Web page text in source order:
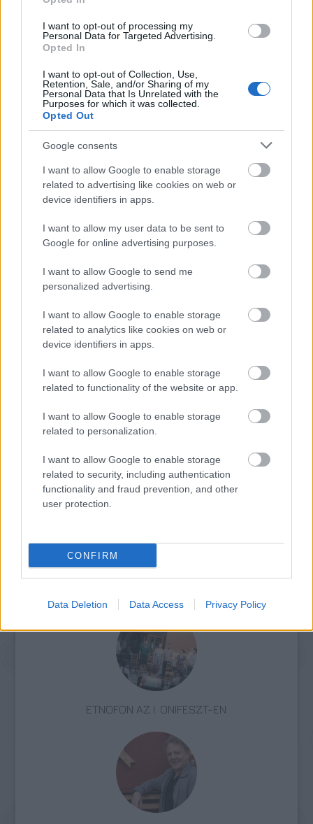
I want to opt-out of processing my
Personal Data for Targeted Advertising.
Opted In
I want to opt-out of Collection, Use,
Retention, Sale, and/or Sharing of my
Personal Data that Is Unrelated with the
Purposes for which it was collected.
Opted Out
Google consents
I want to allow Google to enable storage
related to advertising like cookies on web or
device identifiers in apps.
I want to allow my user data to be sent to
Google for online advertising purposes.
I want to allow Google to send me
personalized advertising.
I want to allow Google to enable storage
related to analytics like cookies on web or
device identifiers in apps.
I want to allow Google to enable storage
related to functionality of the website or app.
I want to allow Google to enable storage
related to personalization.
I want to allow Google to enable storage
related to security, including authentication
functionality and fraud prevention, and other
user protection.
CONFIRM
Data Deletion Data Access Privacy Policy
ETNOFON AZ I. ONIFESZT-EN